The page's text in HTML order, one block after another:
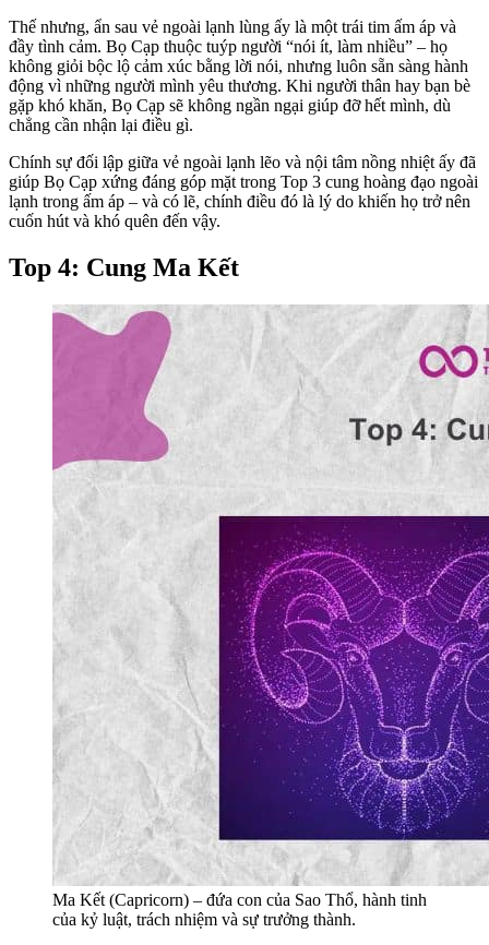
Thế nhưng, ẩn sau vẻ ngoài lạnh lùng ấy là một trái tim ấm áp và
đầy tình cảm. Bọ Cạp thuộc tuýp người “nói ít, làm nhiều” – họ
không giỏi bộc lộ cảm xúc bằng lời nói, nhưng luôn sẵn sàng hành
động vì những người mình yêu thương. Khi người thân hay bạn bè
gặp khó khăn, Bọ Cạp sẽ không ngần ngại giúp đỡ hết mình, dù
chẳng cần nhận lại điều gì.
Chính sự đối lập giữa vẻ ngoài lạnh lẽo và nội tâm nồng nhiệt ấy đã
giúp Bọ Cạp xứng đáng góp mặt trong Top 3 cung hoàng đạo ngoài
lạnh trong ấm áp – và có lẽ, chính điều đó là lý do khiến họ trở nên
cuốn hút và khó quên đến vậy.
Top 4: Cung Ma Kết
Ma Kết (Capricorn) – đứa con của Sao Thổ, hành tinh
của kỷ luật, trách nhiệm và sự trưởng thành.